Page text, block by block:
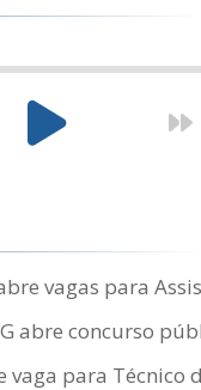
vagas para
abre concurso
para Técnico